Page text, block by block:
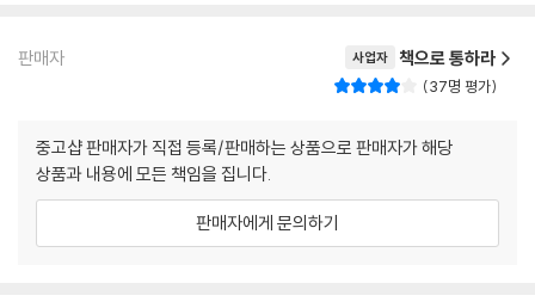
판매자 사업자 책으로 통하라
37명 평가
중고샵 판매자가 직접 등록/판매하는 상품으로 판매자가 해당
상품과 내용에 모든 책임을 집니다.
판매자에게 문의하기